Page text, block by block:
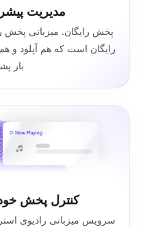
مدیریت
پخش رایگان. میزبانی پخش
رایگان است که هم آپلود و
بار
کنترل پخش